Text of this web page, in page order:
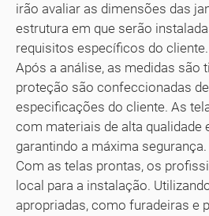
irão avaliar as dimensões das
estrutura em que serão
requisitos específicos do cliente.
Após a análise, as medidas são
proteção são confeccionadas
especificações do cliente. As
com materiais de alta qualidade
garantindo a máxima segurança.
Com as telas prontas, os
local para a instalação.
apropriadas, como furadeiras e